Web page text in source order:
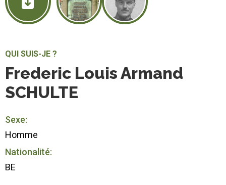
QUI SUIS-JE ?
Frederic Louis Armand
SCHULTE
Sexe:
Homme
Nationalité:
BE